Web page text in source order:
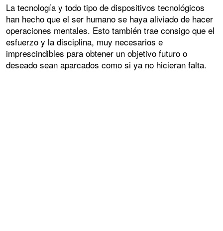
La tecnología y todo tipo de dispositivos tecnológicos
han hecho que el ser humano se haya aliviado de hacer
operaciones mentales. Esto también trae consigo que el
esfuerzo y la disciplina, muy necesarios e
imprescindibles para obtener un objetivo futuro o
deseado sean aparcados como si ya no hicieran falta.